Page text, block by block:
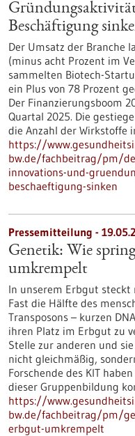
Beschäftigung
Der Umsatz der Branche
(minus acht Prozent im
sammelten Biotech-
ein Plus von 78 Prozent
Der Finanzierungsboom
Quartal 2025. Die
die Anzahl der Wirkstoffe
https://
bw.de/fachbeitrag/pm/
innovations-und-
beschaeftigung-sinken
Pressemitteilung -
Genetik: Wie
umkrempelt
In unserem Erbgut steckt
Fast die Hälfte des
Transposons – kurzen
ihren Platz im Erbgut zu
Stelle zur anderen und
nicht gleichmäßig,
Forschende des KIT
dieser Gruppenbildung
https://
bw.de/fachbeitrag/pm/
erbgut-umkrempelt